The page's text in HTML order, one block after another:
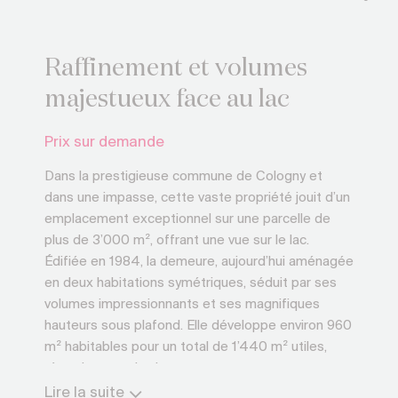
Raffinement et volumes
majestueux face au lac
Prix sur demande
Dans la prestigieuse commune de Cologny et
dans une impasse, cette vaste propriété jouit d’un
emplacement exceptionnel sur une parcelle de
plus de 3’000 m², offrant une vue sur le lac.
Édifiée en 1984, la demeure, aujourd’hui aménagée
en deux habitations symétriques, séduit par ses
volumes impressionnants et ses magnifiques
hauteurs sous plafond. Elle développe environ 960
m² habitables pour un total de 1’440 m² utiles,
Les deux logements, facilement réunissables,
Lire la suite